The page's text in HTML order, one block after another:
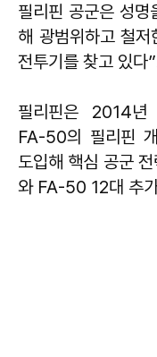
필리핀 공군은 성
해 광범위하고 철
전투기를 찾고 있다
필리핀은 2014년
FA-50의 필리핀
도입해 핵심 공군
와 FA-50 12대 추